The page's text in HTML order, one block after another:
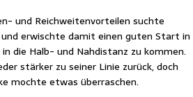
und Reich­wei­ten­vor­tei­len such­te
erwisch­te damit einen guten Start in
die Halb- und Nah­di­stanz zu kom­men.
stär­ker zu sei­ner Linie zurück, doch
moch­te etwas überraschen.